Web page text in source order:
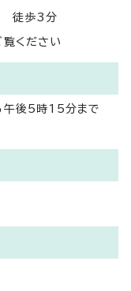
徒歩3分
覧ください
後5時15分まで